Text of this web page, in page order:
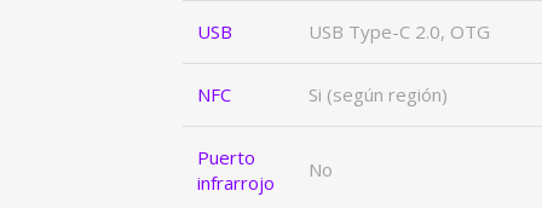
USB USB Type-C 2.0, OTG
NFC Si (según región)
Puerto
infrarrojo
No